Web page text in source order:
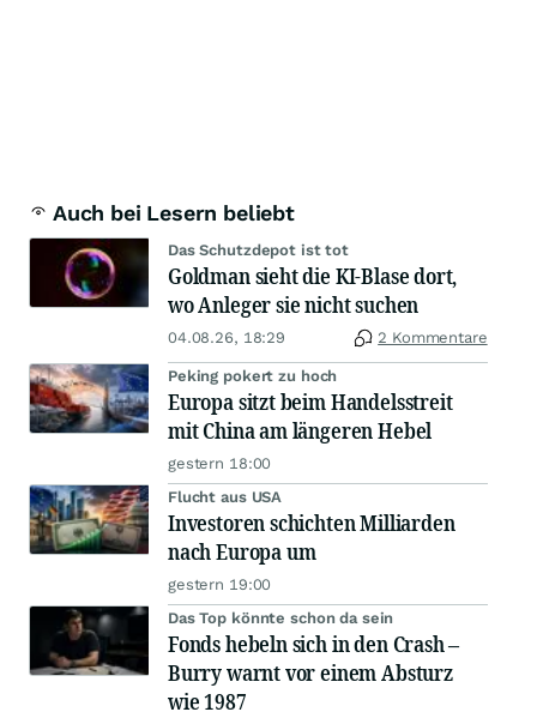
Auch bei Lesern beliebt
Das Schutzdepot ist tot
Goldman sieht die KI-Blase dort,
wo Anleger sie nicht suchen
04.08.26, 18:29 2 Kommentare
Peking pokert zu hoch
Europa sitzt beim Handelsstreit
mit China am längeren Hebel
gestern 18:00
Flucht aus USA
Investoren schichten Milliarden
nach Europa um
gestern 19:00
Das Top könnte schon da sein
Fonds hebeln sich in den Crash –
Burry warnt vor einem Absturz
wie 1987